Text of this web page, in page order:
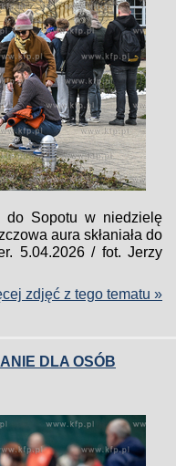
do Sopotu w niedzielę
aura skłaniała do
5.04.2026 / fot. Jerzy
zdjęć z tego tematu »
DLA OSÓB